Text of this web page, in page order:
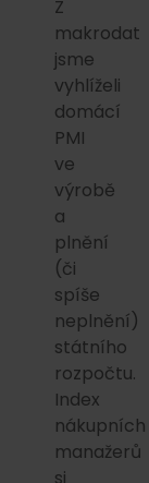
Z
makrodat
jsme
vyhlíželi
domácí
PMI
ve
výrobě
a
plnění
(či
spíše
neplnění)
státního
rozpočtu.
Index
nákupních
manažerů